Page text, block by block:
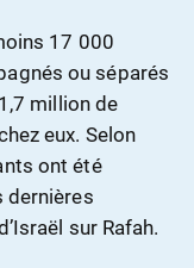
17 000
ou séparés
million de
eux. Selon
ont été
dernières
sur Rafah.